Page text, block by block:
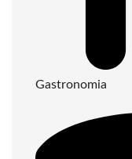
Gastronomia